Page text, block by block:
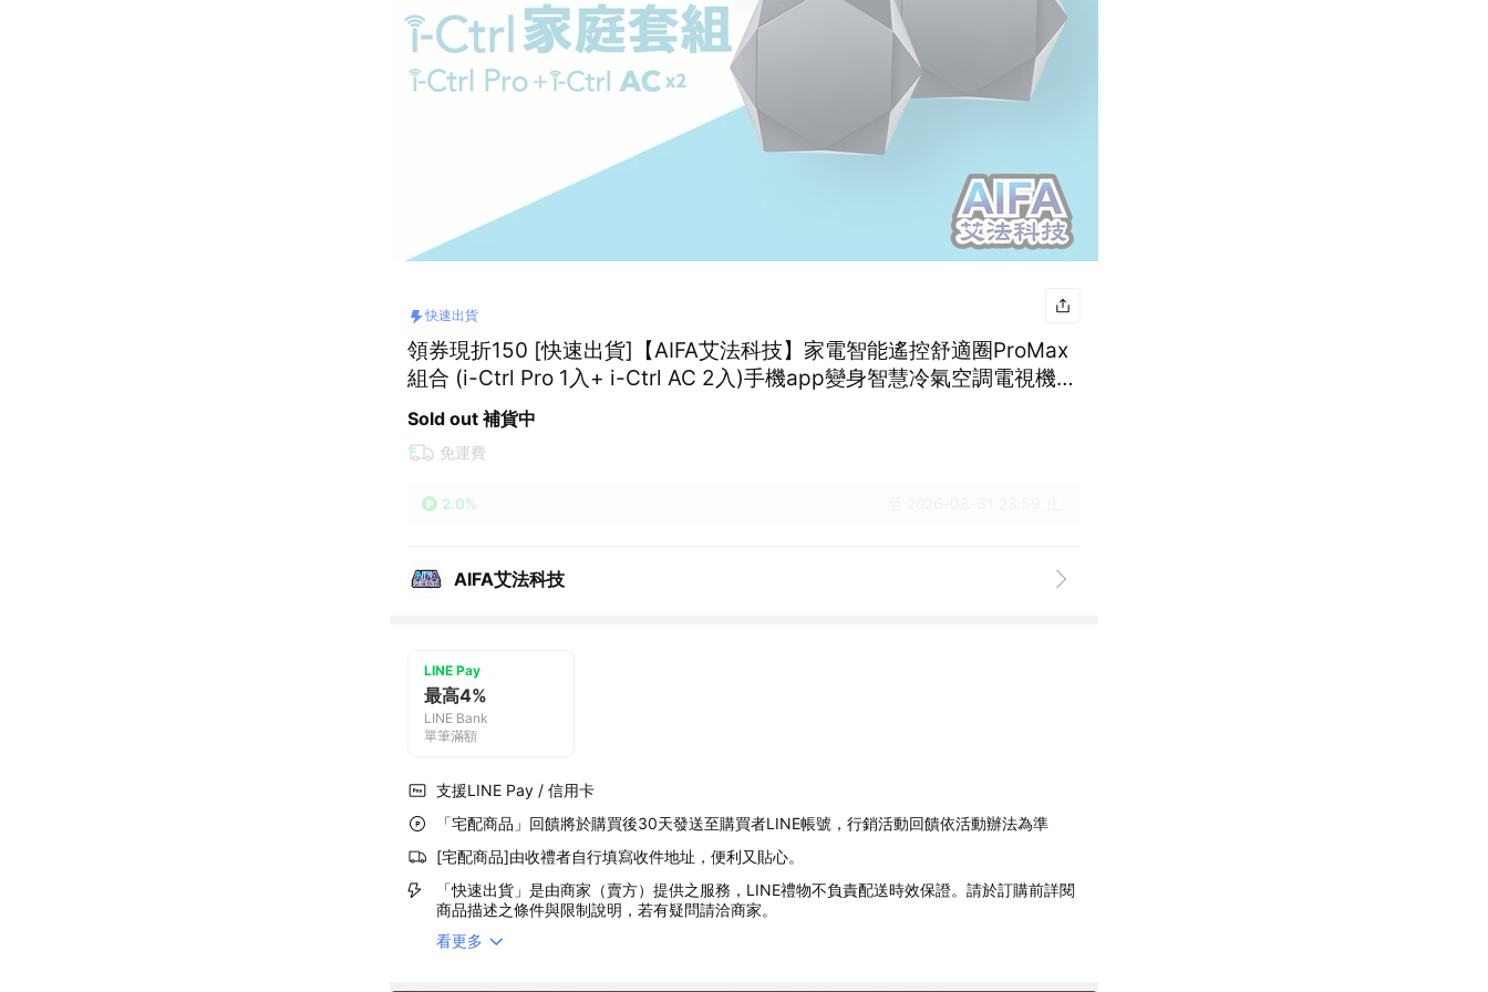
快速出貨
領券現折150 [快速出貨]【AIFA艾法科技】家電智能遙控舒適圈ProMax
組合 (i-Ctrl Pro 1入+ i-Ctrl AC 2入)手機app變身智慧冷氣空調電視機上
盒遙控
Sold out 補貨中
免運費
2.0%
AIFA艾法科技
LINE Pay
最高4%
LINE Bank
單筆滿額
支援LINE Pay / 信用卡
「宅配商品」回饋將於購買後30天發送至購買者LINE帳號，行銷活動回饋依活動辦法為準
[宅配商品]由收禮者自行填寫收件地址，便利又貼心。
「快速出貨」是由商家（賣方）提供之服務，LINE禮物不負責配送時效保證。請於訂購前詳閱
商品描述之條件與限制說明，若有疑問請洽商家。
看更多